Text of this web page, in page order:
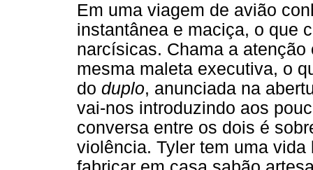
Em uma viagem de avião
instantânea e maciça, o que
narcísicas. Chama a
mesma maleta executiva, o
do duplo, anunciada na
vai-nos introduzindo aos
conversa entre os dois é
violência. Tyler tem uma